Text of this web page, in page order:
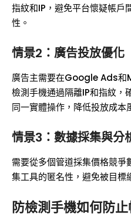
指紋和IP，避免平台懷疑帳戶
性。
情景2：廣告投放優化
廣告主需要在Google Ads
檢測手機通過隔離IP和指紋，
同一實體操作，降低投放成本
情景3：數據採集與分
需要從多個管道採集價格競
集工具的匿名性，避免被目標
防檢測手機如何防